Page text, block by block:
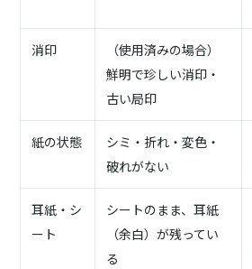
消印
（使用済みの場合）
鮮明で珍しい消印・
古い局印
紙の状態
シミ・折れ・変色・
破れがない
耳紙・シ
ート
シートのまま、耳紙
（余白）が残ってい
る